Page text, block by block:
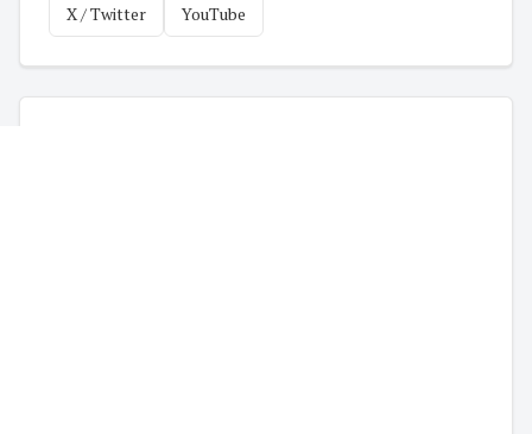
X / Twitter YouTube